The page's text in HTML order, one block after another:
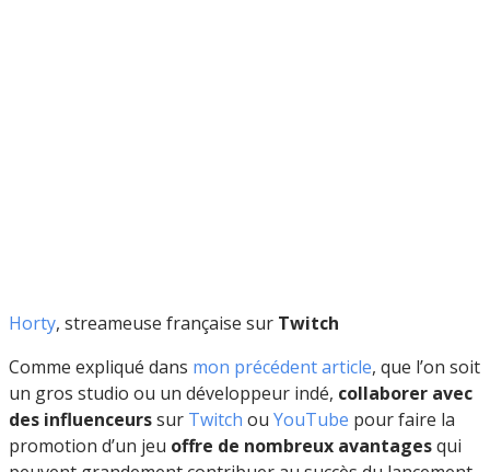
Horty, streameuse française sur Twitch
Comme expliqué dans mon précédent article, que l’on soit
un gros studio ou un développeur indé, collaborer avec
des influenceurssur Twitch ou YouTube pour faire la
promotion d’un jeu offre de nombreux avantagesqui